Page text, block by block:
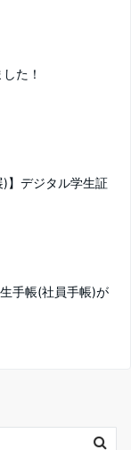
た！
)】デジタル学生証
手帳(社員手帳)が